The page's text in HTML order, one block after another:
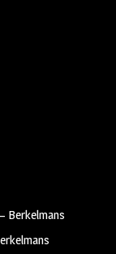
Berkelmans